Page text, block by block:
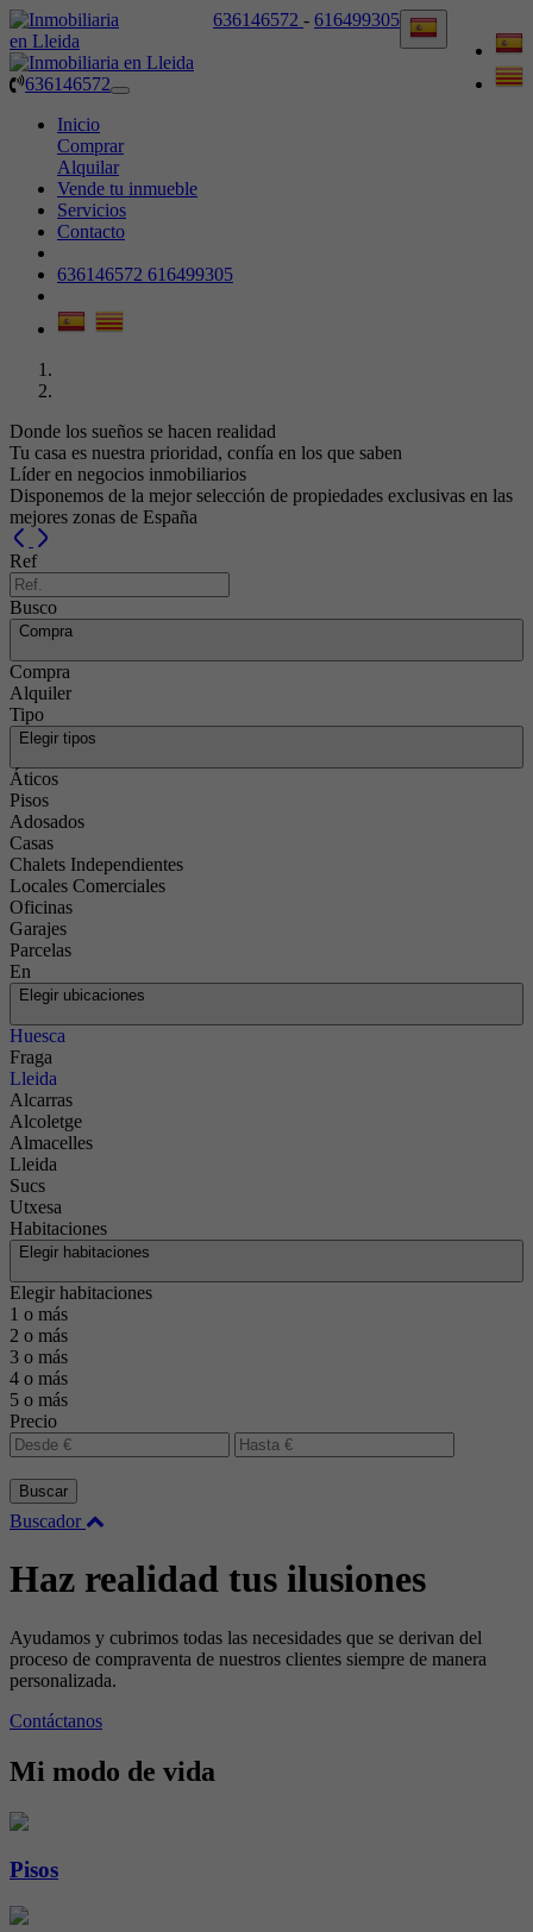
636146572 - 616499305
636146572
Toggle
Inicio
Comprar
Alquilar
Vende tu inmueble
Servicios
Contacto
636146572 616499305
Donde los sueños se hacen realidad
Tu casa es nuestra prioridad, confía en los que saben
Líder en negocios inmobiliarios
Disponemos de la mejor selección de propiedades exclusivas en las
mejores zonas de España
Previous
Ref
Busco
Compra
Compra
Alquiler
Tipo
Elegir tipos
Áticos
Pisos
Adosados
Casas
Chalets Independientes
Locales Comerciales
Oficinas
Garajes
Parcelas
En
Elegir ubicaciones
Huesca
Fraga
Lleida
Alcarras
Alcoletge
Almacelles
Lleida
Sucs
Utxesa
Habitaciones
Elegir habitaciones
Elegir habitaciones
1 o más
2 o más
3 o más
4 o más
5 o más
Precio
Buscar
Buscador
Haz realidad tus ilusiones
Ayudamos y cubrimos todas las necesidades que se derivan del
proceso de compraventa de nuestros clientes siempre de manera
personalizada.
Contáctanos
Mi modo de vida
Pisos